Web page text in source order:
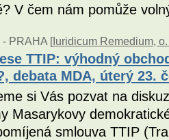
V čem nám pomůže
- PRAHA [Iuridicum Remedium,
TTIP: výhodný
debata MDA, úterý 23.
si Vás pozvat na
Masarykovy
smlouva TTIP